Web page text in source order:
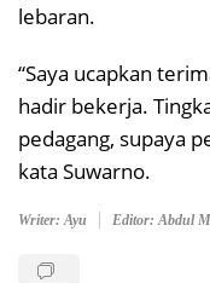
lebaran.
“Saya ucapkan
hadir bekerja.
pedagang, supaya
kata Suwarno.
Writer: Ayu Editor: Abdul